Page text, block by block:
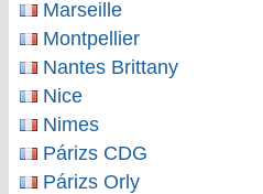
Marseille
Montpellier
Nantes Brittany
Nice
Nimes
Párizs CDG
Párizs Orly